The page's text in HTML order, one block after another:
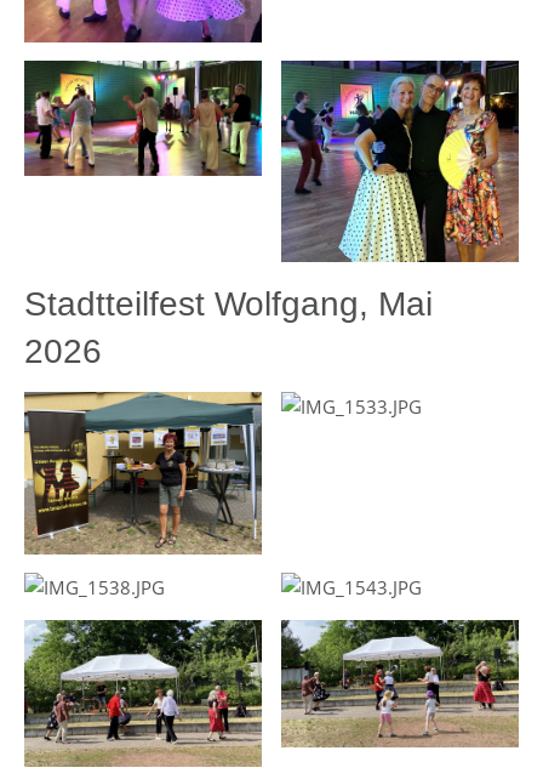
Stadtteilfest Wolfgang, Mai
2026